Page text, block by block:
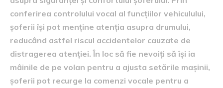
conferirea controlului vocal al funcțiilor vehiculului,
șoferii își pot menține atenția asupra drumului,
reducând astfel riscul accidentelor cauzate de
distragerea atenției. În loc să fie nevoiți să își ia
mâinile de pe volan pentru a ajusta setările mașinii,
șoferii pot recurge la comenzi vocale pentru a